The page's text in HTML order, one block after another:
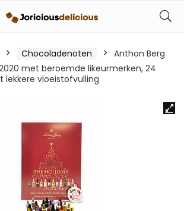
Chocoladenoten
Anthon Berg
met beroemde likeurmerken, 24
lekkere vloeistofvulling